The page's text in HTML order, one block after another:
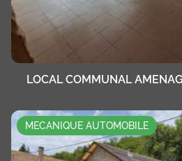
LOCAL COMMUNAL
MECANIQUE AUTOMOBILE